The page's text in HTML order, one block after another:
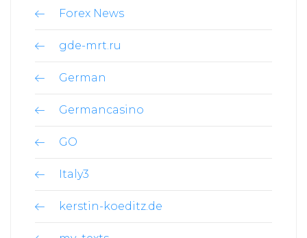
Forex News
gde-mrt.ru
German
Germancasino
GO
Italy3
kerstin-koeditz.de